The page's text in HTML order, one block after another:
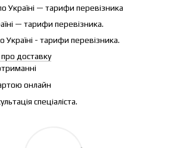
Україні — тарифи перевізника
— тарифи перевізника.
Україні - тарифи перевізника.
доставку
онлайн
спеціаліста.